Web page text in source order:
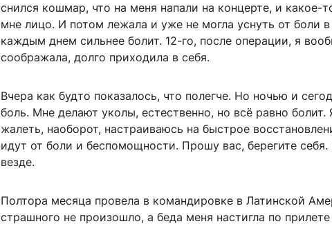
снился кошмар, что на меня напали на концерте, и какое-
мне лицо. И потом лежала и уже не могла уснуть от боли в
каждым днем сильнее болит. 12-го, после операции, я
соображала, долго приходила в себя.
Вчера как будто показалось, что полегче. Но ночью и
боль. Мне делают уколы, естественно, но всё равно болит.
жалеть, наоборот, настраиваюсь на быстрое
идут от боли и беспомощности. Прошу вас, берегите себя.
везде.
Полтора месяца провела в командировке в Латинской
страшного не произошло, а беда меня настигла по